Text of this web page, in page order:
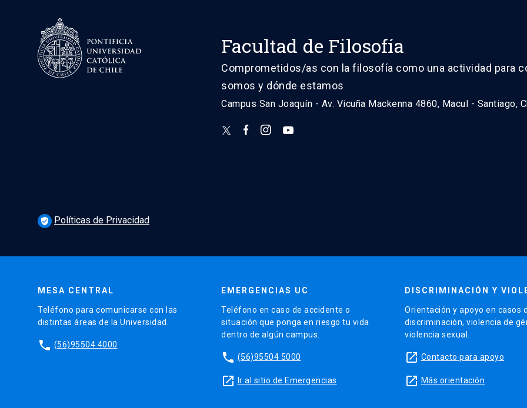
Facultad de Filosofía
Comprometidos/as con la filosofía como una actividad para
somos y dónde estamos
Campus San Joaquín - Av. Vicuña Mackenna 4860, Macul - Santiago,
verified_user Políticas de Privacidad
MESA CENTRAL
Teléfono para comunicarse con las
distintas áreas de la Universidad.
phone (56)95504 4000
EMERGENCIAS UC
Teléfono en caso de accidente o
situación que ponga en riesgo tu vida
dentro de algún campus.
phone (56)95504 5000
launch Ir al sitio de Emergencias
DISCRIMINACIÓN Y
Orientación y apoyo en casos
discriminación, violencia de
violencia sexual.
launch Contacto para apoyo
launch Más orientación